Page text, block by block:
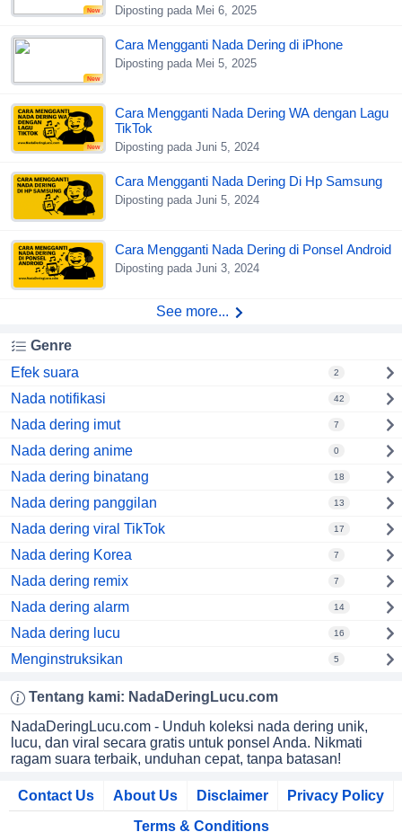
New Diposting pada Mei 6, 2025
New
Cara Mengganti Nada Dering di iPhone
Diposting pada Mei 5, 2025
New
Cara Mengganti Nada Dering WA dengan Lagu
TikTok
Diposting pada Juni 5, 2024
Cara Mengganti Nada Dering Di Hp Samsung
Diposting pada Juni 5, 2024
Cara Mengganti Nada Dering di Ponsel Android
Diposting pada Juni 3, 2024
See more...
Genre
Efek suara
2
Nada notifikasi 42
Nada dering imut 7
Nada dering anime 0
Nada dering binatang 18
Nada dering panggilan 13
Nada dering viral TikTok 17
Nada dering Korea 7
Nada dering remix 7
Nada dering alarm 14
Nada dering lucu 16
Menginstruksikan 5
Tentang kami: NadaDeringLucu.com
NadaDeringLucu.com - Unduh koleksi nada dering unik,
lucu, dan viral secara gratis untuk ponsel Anda. Nikmati
ragam suara terbaik, unduhan cepat, tanpa batasan!
Contact Us About Us Disclaimer
Privacy Policy
Terms & Conditions